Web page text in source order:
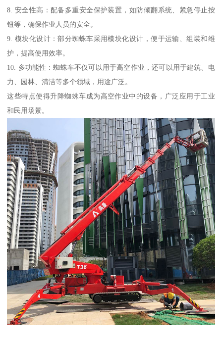
8. 安全性高：配备多重安全保护装置，如防倾翻系统、紧急停止按
钮等，确保作业人员的安全。
9. 模块化设计：部分蜘蛛车采用模块化设计，便于运输、组装和维
护，提高使用效率。
10. 多功能性：蜘蛛车不仅可以用于高空作业，还可以用于建筑、电
力、园林、清洁等多个领域，用途广泛。
这些特点使得升降蜘蛛车成为高空作业中的设备，广泛应用于工业
和民用场景。